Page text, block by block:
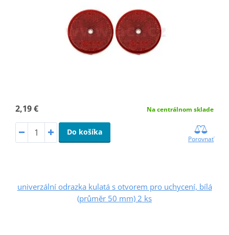
2,19 € Na centrálnom sklade
Do košíka
Porovnať
univerzální odrazka kulatá s otvorem pro uchycení, bílá
(průměr 50 mm) 2 ks